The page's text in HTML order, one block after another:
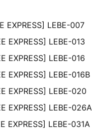
EXPRESS] LEBE-007
EXPRESS] LEBE-013
EXPRESS] LEBE-016
EXPRESS] LEBE-016B
EXPRESS] LEBE-020
EXPRESS] LEBE-026A
EXPRESS] LEBE-031A